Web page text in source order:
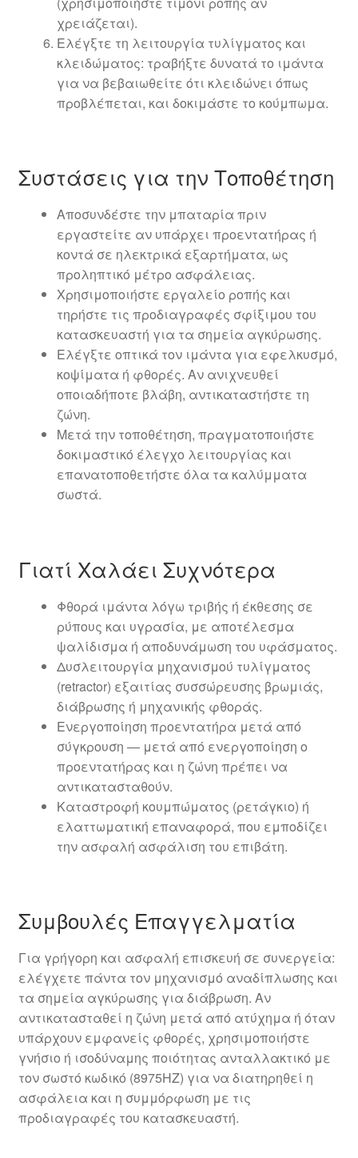
χρειάζεται).
Ελέγξτε τη λειτουργία τυλίγματος και
κλειδώματος: τραβήξτε δυνατά το ιμάντα
για να βεβαιωθείτε ότι κλειδώνει όπως
προβλέπεται, και δοκιμάστε το κούμπωμα.
Συστάσεις για την Τοποθέτηση
Αποσυνδέστε την μπαταρία πριν
εργαστείτε αν υπάρχει προεντατήρας ή
κοντά σε ηλεκτρικά εξαρτήματα, ως
προληπτικό μέτρο ασφάλειας.
Χρησιμοποιήστε εργαλείο ροπής και
τηρήστε τις προδιαγραφές σφίξιμου του
κατασκευαστή για τα σημεία αγκύρωσης.
Ελέγξτε οπτικά τον ιμάντα για εφελκυσμό,
κοψίματα ή φθορές. Αν ανιχνευθεί
οποιαδήποτε βλάβη, αντικαταστήστε τη
ζώνη.
Μετά την τοποθέτηση, πραγματοποιήστε
δοκιμαστικό έλεγχο λειτουργίας και
επανατοποθετήστε όλα τα καλύμματα
σωστά.
Γιατί Χαλάει Συχνότερα
Φθορά ιμάντα λόγω τριβής ή έκθεσης σε
ρύπους και υγρασία, με αποτέλεσμα
ψαλίδισμα ή αποδυνάμωση του υφάσματος.
Δυσλειτουργία μηχανισμού τυλίγματος
(retractor) εξαιτίας συσσώρευσης βρωμιάς,
διάβρωσης ή μηχανικής φθοράς.
Ενεργοποίηση προεντατήρα μετά από
σύγκρουση — μετά από ενεργοποίηση ο
προεντατήρας και η ζώνη πρέπει να
αντικατασταθούν.
Καταστροφή κουμπώματος (ρετάγκιο) ή
ελαττωματική επαναφορά, που εμποδίζει
την ασφαλή ασφάλιση του επιβάτη.
Συμβουλές Επαγγελματία
Για γρήγορη και ασφαλή επισκευή σε συνεργεία:
ελέγχετε πάντα τον μηχανισμό αναδίπλωσης και
τα σημεία αγκύρωσης για διάβρωση. Αν
αντικατασταθεί η ζώνη μετά από ατύχημα ή όταν
υπάρχουν εμφανείς φθορές, χρησιμοποιήστε
γνήσιο ή ισοδύναμης ποιότητας ανταλλακτικό με
τον σωστό κωδικό (8975HZ) για να διατηρηθεί η
ασφάλεια και η συμμόρφωση με τις
προδιαγραφές του κατασκευαστή.